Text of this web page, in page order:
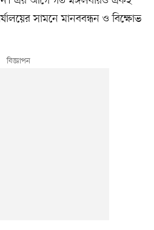
সামনে মানববন্ধন ও বিক্ষোভ